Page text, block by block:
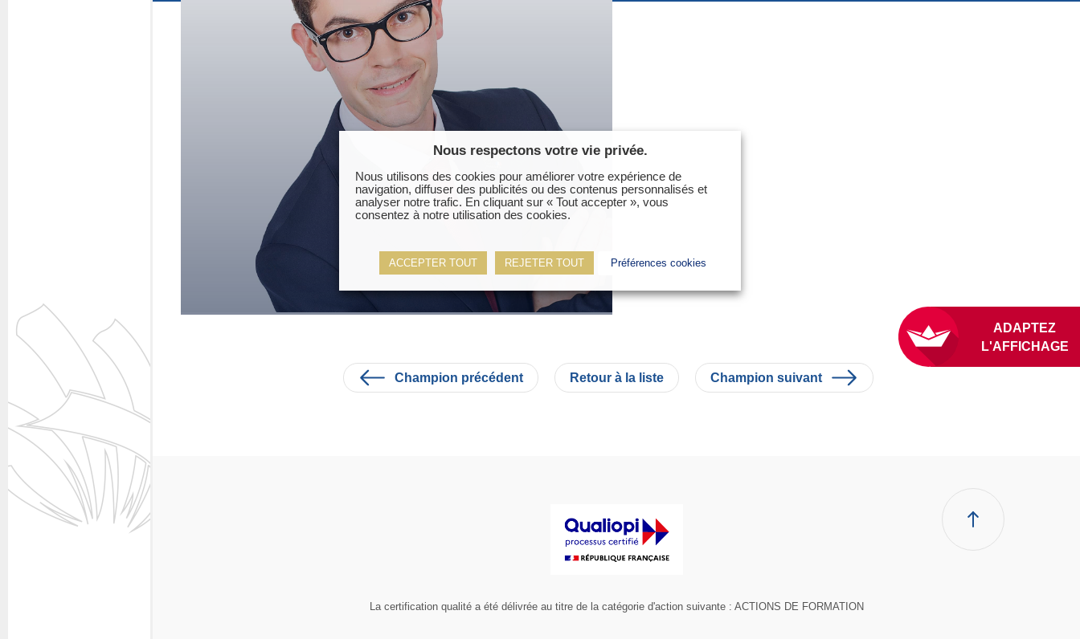
Espace membres
Champion précédent Retour à la liste Champion suivant
La certification qualité a été délivrée au titre de la catégorie d'action suivante : ACTIONS DE FORMATION
Nous respectons votre vie privée.
Nous utilisons des cookies pour améliorer votre expérience de
navigation, diffuser des publicités ou des contenus personnalisés et
analyser notre trafic. En cliquant sur « Tout accepter », vous
consentez à notre utilisation des cookies.
ACCEPTER TOUT REJETER TOUT Préférences cookies